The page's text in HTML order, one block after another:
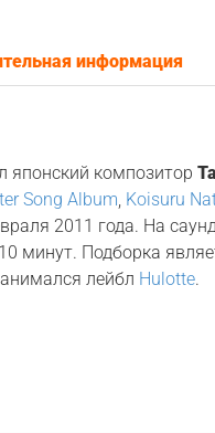
информация
японский композитор
Song Album, Koisuru
2011 года. На
минут. Подборка
лейбл Hulotte.